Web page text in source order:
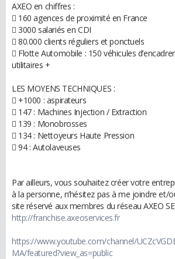
AXEO en chiffres :
 160 agences de proximité en France
 3000 salariés en CDI
 80.000 clients réguliers et ponctuels
 Flotte Automobile : 150 véhicules
utilitaires +
LES MOYENS TECHNIQUES :
 +1000 : aspirateurs
 147 : Machines Injection / Extraction
 139 : Monobrosses
 134 : Nettoyeurs Haute Pression
 94 : Autolaveuses
Par ailleurs, vous souhaitez créer votre
à la personne, n’hésitez pas à me joindre et/
site réservé aux membres du réseau AXEO
http://franchise.axeoservices.fr
https://www.youtube.com/channel/
MA/featured?view_as=public